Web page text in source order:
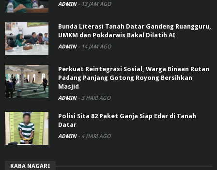
ADMIN - 13 JAM AGO
Bunda Literasi Tanah Datar Gandeng Ruangguru,
UMKM dan Pokdarwis Bakal Dilatih AI
ADMIN - 14 JAM AGO
Perkuat Reintegrasi Sosial, Warga Binaan Rutan
Padang Panjang Gotong Royong Bersihkan
Masjid
ADMIN - 3 HARI AGO
Polisi Sita 82 Paket Ganja Siap Edar di Tanah
Datar
ADMIN - 4 HARI AGO
KABA NAGARI